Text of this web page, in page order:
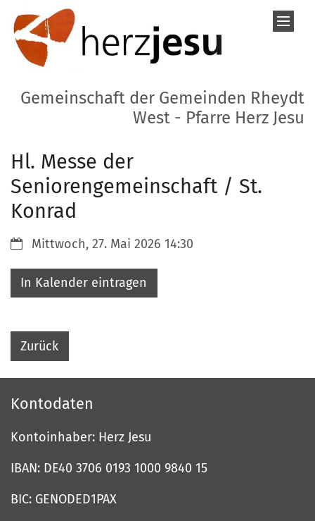
Zum Inhalt springen
Gemeinschaft der Gemeinden Rheydt
West - Pfarre Herz Jesu
Hl. Messe der
Seniorengemeinschaft / St.
Konrad
Datum:Mittwoch, 27. Mai 2026 14:30
In Kalender eintragen
Zurück
Kontodaten
Kontoinhaber: Herz Jesu
IBAN: DE40 3706 0193 1000 9840 15
BIC: GENODED1PAX